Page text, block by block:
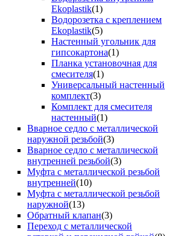
Ekoplastik(1)
Водорозетка с креплением
Ekoplastik(5)
Настенный угольник для
гипсокартона(1)
Планка установочная для
смесителя(1)
Универсальный настенный
комплект(3)
Комплект для смесителя
настенный(1)
Вварное седло с металлической
наружной резьбой(3)
Вварное седло с металлической
внутренней резьбой(3)
Муфта с металлической резьбой
внутренней(10)
Муфта с металлической резьбой
наружной(13)
Обратный клапан(3)
Переход с металлической